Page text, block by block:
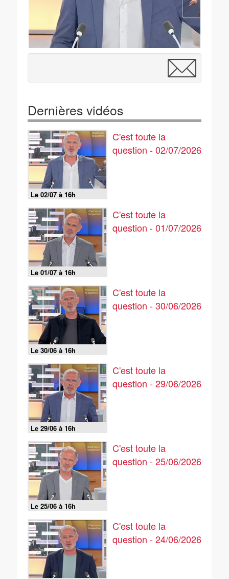
Dernières vidéos
Le 02/07 à 16h
C'est toute la
question - 02/07/2026
Le 01/07 à 16h
C'est toute la
question - 01/07/2026
Le 30/06 à 16h
C'est toute la
question - 30/06/2026
Le 29/06 à 16h
C'est toute la
question - 29/06/2026
Le 25/06 à 16h
C'est toute la
question - 25/06/2026
C'est toute la
question - 24/06/2026